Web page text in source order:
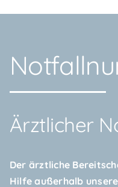
Ärztlicher
Der ärztliche
Hilfe außerhalb